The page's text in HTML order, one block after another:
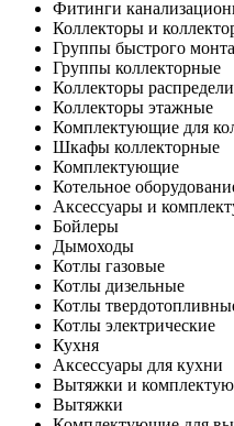
Фитинги
Коллекторы и
Группы быстрого
Группы коллекторные
Коллекторы
Коллекторы этажные
Комплектующие для
Шкафы коллекторные
Комплектующие
Котельное
Аксессуары и
Бойлеры
Дымоходы
Котлы газовые
Котлы дизельные
Котлы
Котлы электрические
Кухня
Аксессуары для кухни
Вытяжки и
Вытяжки